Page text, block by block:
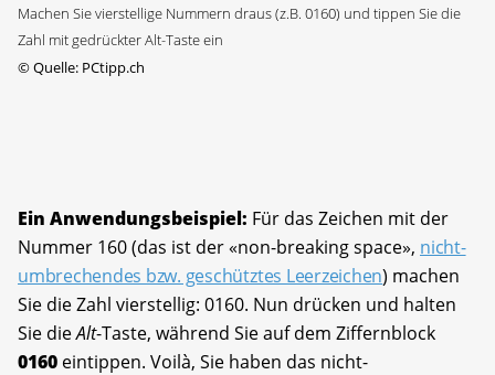
Machen Sie vierstellige Nummern draus (z.B. 0160) und tippen Sie die
Zahl mit gedrückter Alt-Taste ein
©Quelle: PCtipp.ch
Ein Anwendungsbeispiel: Für das Zeichen mit der
Nummer 160 (das ist der «non-breaking space», nicht-
umbrechendes bzw. geschütztes Leerzeichen) machen
Sie die Zahl vierstellig: 0160. Nun drücken und halten
Sie dieAlt-Taste, während Sie auf dem Ziffernblock
0160 eintippen. Voilà, Sie haben das nicht-